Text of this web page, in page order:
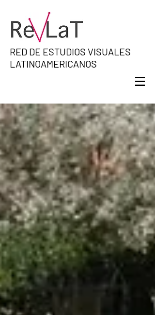
RED DE ESTUDIOS VISUALES
LATINOAMERICANOS